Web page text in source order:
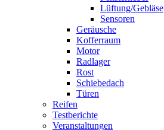
Lüftung/Gebläse
Sensoren
Geräusche
Kofferraum
Motor
Radlager
Rost
Schiebedach
Türen
Reifen
Testberichte
Veranstaltungen